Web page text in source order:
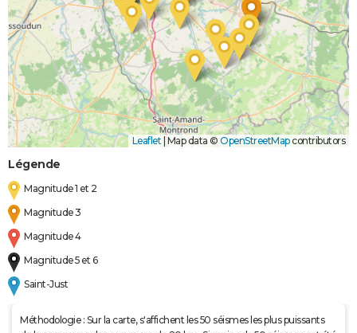
Leaflet Map data © OpenStreetMapcontributors
Légende
Magnitude 1 et 2
Magnitude 3
Magnitude 4
Magnitude 5 et 6
Saint-Just
Méthodologie : Sur la carte, s'affichent les 50 séismes les plus puissants